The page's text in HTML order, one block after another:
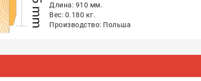
Длина: 910 мм.
Вес: 0.180 кг.
Производство: Польша